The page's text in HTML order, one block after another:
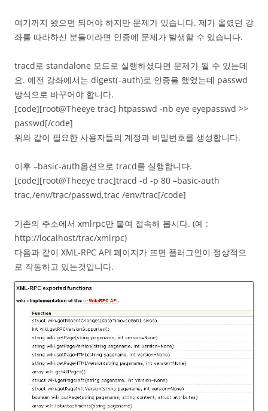
여기까지 왔으면 되어야 하지만 문제가 있습니다. 제가 올렸던 강
좌를 따라하신 분들이라면 인증에 문제가 발생할 수 있습니다.
tracd로 standalone 모드로 실행하셨다면 문제가 될 수 있는데
요. 예전 강좌에서는 digest(–auth)로 인증을 했었는데 passwd
방식으로 바꾸어야 합니다.
[code][root@Theeye trac] htpasswd -nb eye eyepasswd >>
passwd[/code]
위와 같이 필요한 사용자들의 계정과 비밀번호를 생성합니다.
이후 –basic-auth옵션으로 tracd를 실행합니다.
[code][root@Theeye trac]tracd -d -p 80 –basic-auth
trac,/env/trac/passwd,trac /env/trac[/code]
기존의 주소에서 xmlrpc만 붙여 접속해 봅시다. (예 :
http://localhost/trac/xmlrpc)
다음과 같이 XML-RPC API 페이지가 뜨면 플러그인이 정상적으
로 작동하고 있는것입니다.